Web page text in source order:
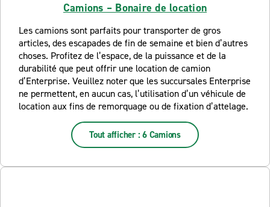
Camions – Bonaire de location
Les camions sont parfaits pour transporter de gros
articles, des escapades de fin de semaine et bien d’autres
choses. Profitez de l’espace, de la puissance et de la
durabilité que peut offrir une location de camion
d’Enterprise. Veuillez noter que les succursales Enterprise
ne permettent, en aucun cas, l’utilisation d’un véhicule de
location aux fins de remorquage ou de fixation d’attelage.
Tout afficher : 6 Camions